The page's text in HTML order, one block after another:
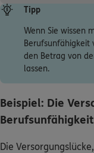
Tipp
Wenn Sie wissen
Berufsunfähigkeit
den Betrag von
lassen.
Beispiel: Die
Berufsunfähigkeit
Die